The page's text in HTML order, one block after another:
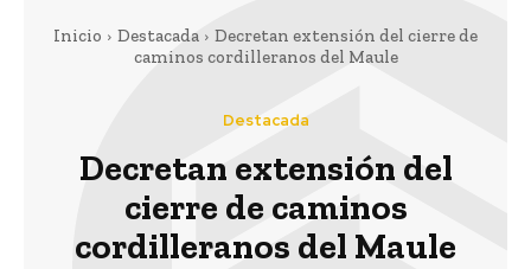
Inicio Destacada
Decretan extensión del cierre de
caminos cordilleranos del Maule
Destacada
Decretan extensión del
cierre de caminos
cordilleranos del Maule